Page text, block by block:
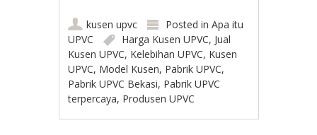
kusen upvc Posted inApa itu
UPVC
Harga Kusen UPVC, Jual
Kusen UPVC, Kelebihan UPVC, Kusen
UPVC, Model Kusen, Pabrik UPVC,
Pabrik UPVC Bekasi, Pabrik UPVC
terpercaya, Produsen UPVC